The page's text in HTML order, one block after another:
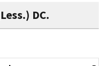
DC.